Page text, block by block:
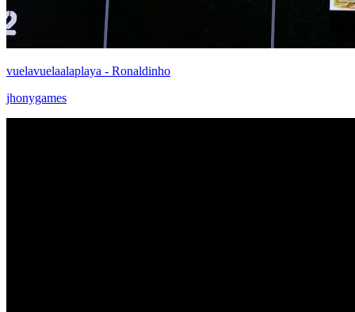
vuelavuelaalaplaya - Ronaldinho
jhonygames